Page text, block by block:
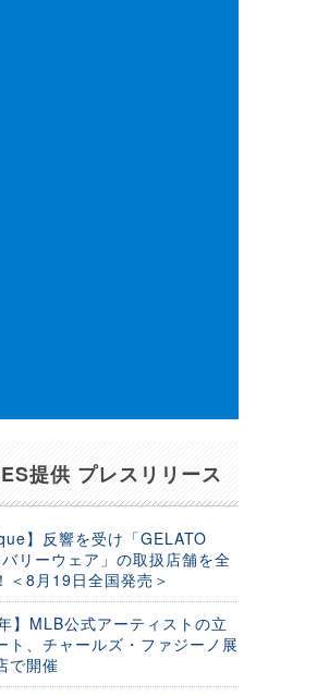
提供 プレスリリース
】反響を受け「GELATO
リーウェア」の取扱店舗を全
＜8月19日全国発売＞
】MLB公式アーティストの立
ト、チャールズ・ファジーノ展
で開催